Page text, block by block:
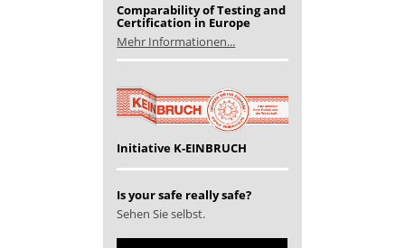
Comparability of Testing and
Certification in Europe
Mehr Informationen...
Initiative K-EINBRUCH
Is your safe really safe?
Sehen Sie selbst.